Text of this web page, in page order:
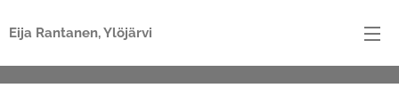
Eija Rantanen, Ylöjärvi